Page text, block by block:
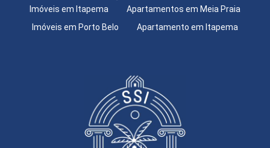
Imóveis em Itapema
Apartamentos em Meia Praia
Imóveis em Porto Belo
Apartamento em Itapema